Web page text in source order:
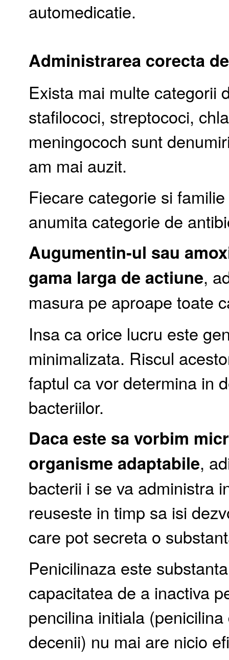
automedicatie.
Administrarea corecta
Exista mai multe categorii
stafilococi, streptococi,
meningococh sunt
am mai auzit.
Fiecare categorie si
anumita categorie de
Augumentin-ul sau
gama larga de actiune,
masura pe aproape toate
Insa ca orice lucru este
minimalizata. Riscul
faptul ca vor determina in
bacteriilor.
Daca este sa vorbim
organisme adaptabile,
bacterii i se va administra
reuseste in timp sa isi
care pot secreta o
Penicilinaza este
capacitatea de a inactiva
pencilina initiala
decenii) nu mai are nicio